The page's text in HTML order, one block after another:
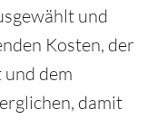
und
Kosten, der
dem
damit